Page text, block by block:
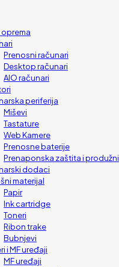
Prenosni računari
Desktop računari
AIO računari
periferija
Miševi
Tastature
Web Kamere
Prenosne baterije
Prenaponska zaštita i produžni
dodaci
materijal
Papir
Ink cartridge
Toneri
Ribon trake
Bubnjevi
i MF uređaji
MF uređaji